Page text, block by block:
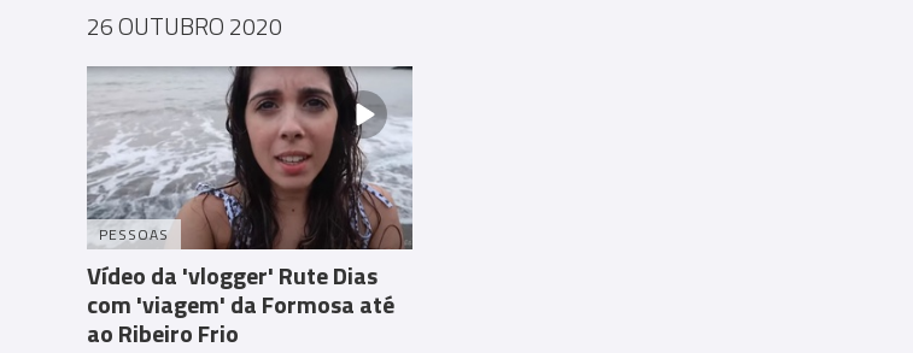
26 OUTUBRO 2020
PESSOAS
Vídeo da 'vlogger' Rute Dias
com 'viagem' da Formosa até
ao Ribeiro Frio